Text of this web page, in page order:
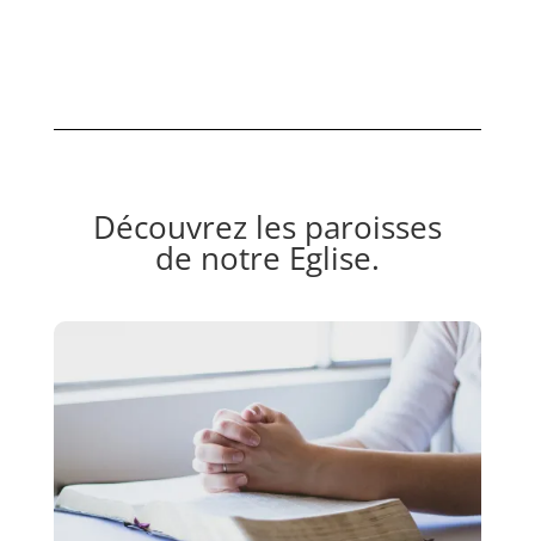
Découvrez les paroisses
de notre Eglise.